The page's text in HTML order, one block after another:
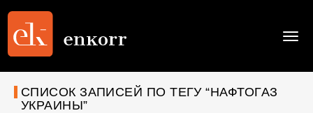
СПИСОК ЗАПИСЕЙ ПО ТЕГУ “НАФТОГАЗ
УКРАИНЫ”